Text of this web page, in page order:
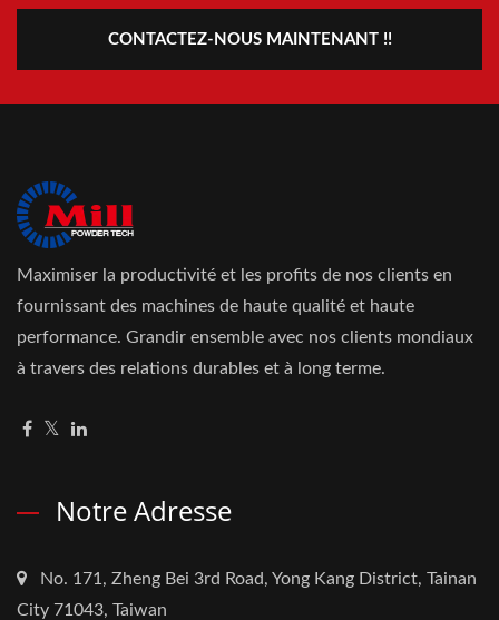
CONTACTEZ-NOUS MAINTENANT !!
Maximiser la productivité et les profits de nos clients en
fournissant des machines de haute qualité et haute
performance. Grandir ensemble avec nos clients mondiaux
à travers des relations durables et à long terme.
Notre Adresse
No. 171, Zheng Bei 3rd Road, Yong Kang District, Tainan
City 71043, Taiwan